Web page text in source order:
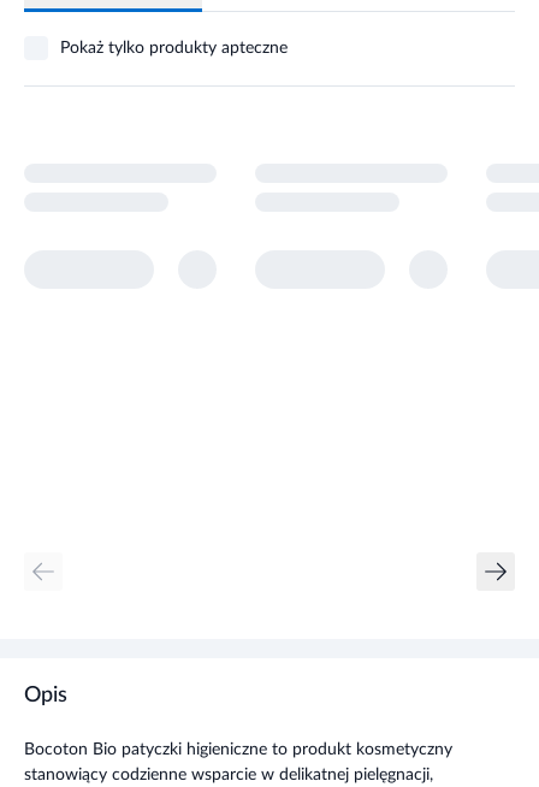
Pokaż tylko produkty apteczne
Opis
Bocoton Bio patyczki higieniczne to produkt kosmetyczny
stanowiący codzienne wsparcie w delikatnej pielęgnacji,